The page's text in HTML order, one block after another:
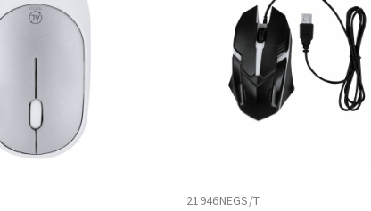
21946NEGS/T